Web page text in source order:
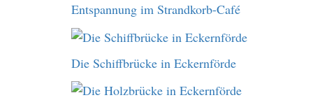
Entspannung im Strandkorb-Café
Die Schiffbrücke in Eckernförde